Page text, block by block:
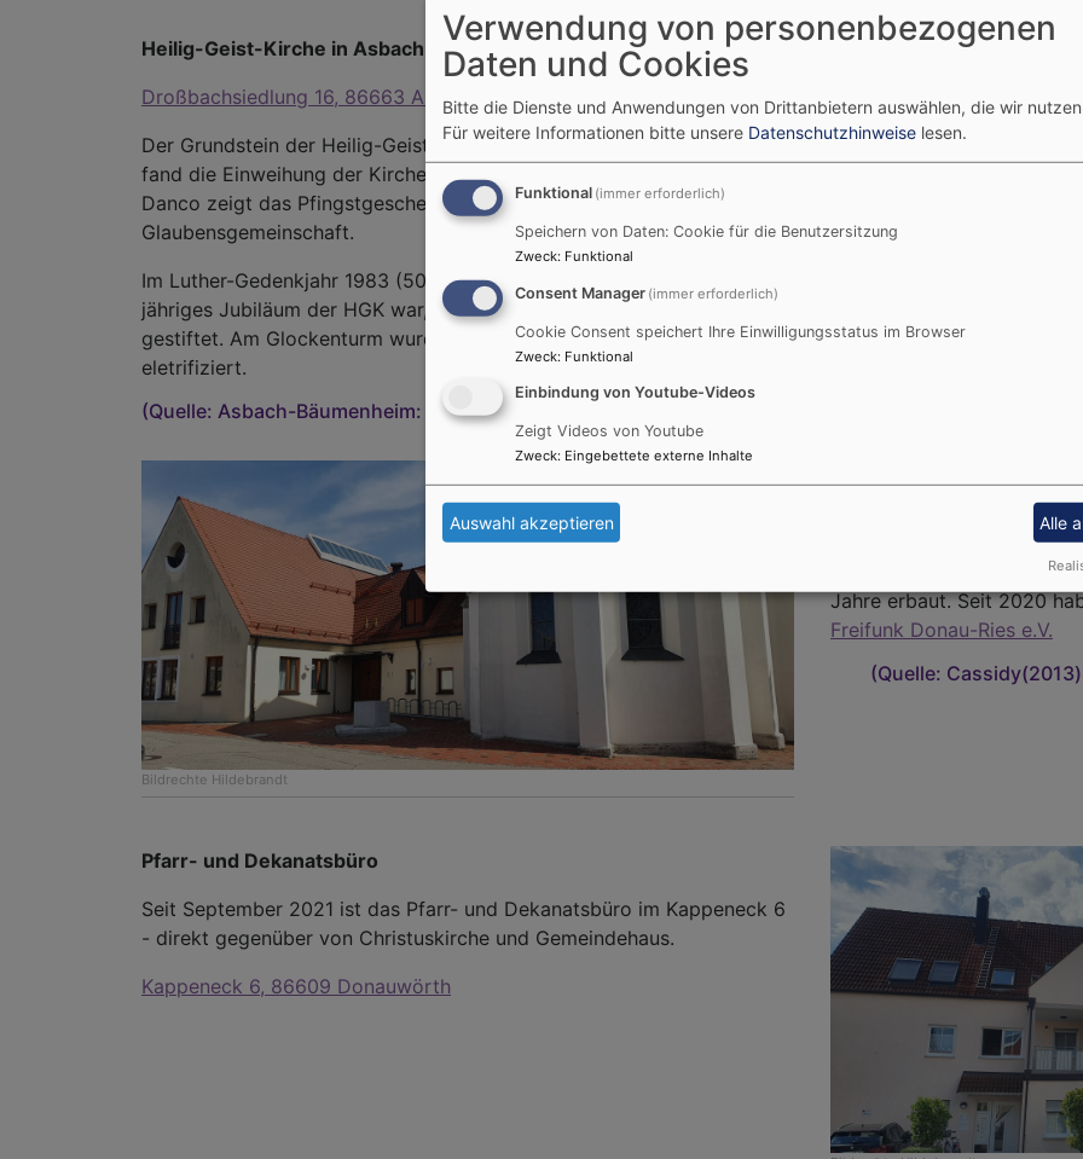
Heilig-Geist-Kirche in Asbach-Bäumenheim
Droßbachsiedlung 16, 86663 Asbach-Bäumenheim
Der Grundstein der Heilig-Geist-Kirche wurde 1957 gelegt und 1958
fand die Einweihung der Kirche statt. Das Altarfresko von Kunstmaler
Danco zeigt das Pfingstgeschenen als die Wurzel aller
Glaubensgemeinschaft.
Im Luther-Gedenkjahr 1983 (500. Geburtstag), das zugleich 25-
jähriges Jubiläum der HGK war, wurde eine Steintafel mit Inschrift
gestiftet. Am Glockenturm wurde ein Kreuz angebracht und das Läuten
eletrifiziert.
(Quelle: Asbach-Bäumenheim: Ein Heimatbuch)
Bildrechte Hildebrandt
Gemeindehaus an der
Pflegstraße 32, 86609
Das erste Gemeindehaus
Jahre erbaut. Seit 2020
Freifunk Donau-Ries e.V.
(Quelle:
Pfarr- und Dekanatsbüro
Seit September 2021 ist das Pfarr- und Dekanatsbüro im Kappeneck 6
- direkt gegenüber von Christuskirche und Gemeindehaus.
Kappeneck 6, 86609 Donauwörth
Verwendung von personenbezogenen
Daten und Cookies
Bitte die Dienste und Anwendungen von Drittanbietern auswählen, die wir
Für weitere Informationen bitte unsere Datenschutzhinweise lesen.
Funktional (immer erforderlich)
Speichern von Daten: Cookie für die Benutzersitzung
Zweck: Funktional
Consent Manager (immer erforderlich)
Cookie Consent speichert Ihre Einwilligungsstatus im Browser
Zweck: Funktional
Einbindung von Youtube-Videos
Zeigt Videos von Youtube
Zweck: Eingebettete externe Inhalte
Auswahl akzeptieren Alle